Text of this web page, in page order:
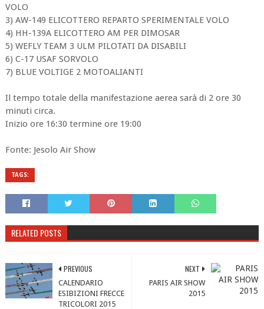
VOLO
3) AW-149 ELICOTTERO REPARTO SPERIMENTALE VOLO
4) HH-139A ELICOTTERO AM PER DIMOSAR
5) WEFLY TEAM 3 ULM PILOTATI DA DISABILI
6) C-17 USAF SORVOLO
7) BLUE VOLTIGE 2 MOTOALIANTI
Il tempo totale della manifestazione aerea sarà di 2 ore 30
minuti circa.
Inizio ore 16:30 termine ore 19:00
Fonte: Jesolo Air Show
TAGS:
RELATED POSTS
NEXT
PARIS AIR SHOW
2015
PREVIOUS
CALENDARIO
ESIBIZIONI FRECCE
TRICOLORI 2015